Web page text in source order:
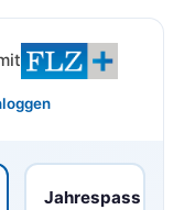
Jahrespass